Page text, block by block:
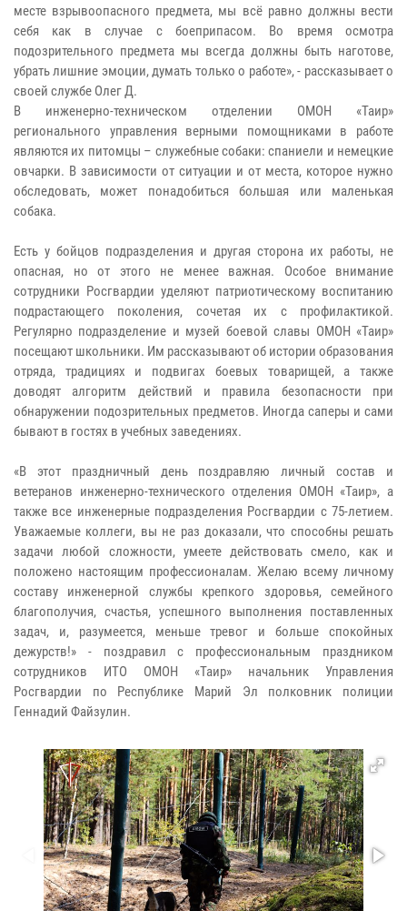
месте взрывоопасного предмета, мы всё равно должны вести
себя как в случае с боеприпасом. Во время осмотра
подозрительного предмета мы всегда должны быть наготове,
убрать лишние эмоции, думать только о работе», - рассказывает о
своей службе Олег Д.
В инженерно-техническом отделении ОМОН «Таир»
регионального управления верными помощниками в работе
являются их питомцы – служебные собаки: спаниели и немецкие
овчарки. В зависимости от ситуации и от места, которое нужно
обследовать, может понадобиться большая или маленькая
собака.
Есть у бойцов подразделения и другая сторона их работы, не
опасная, но от этого не менее важная. Особое внимание
сотрудники Росгвардии уделяют патриотическому воспитанию
подрастающего поколения, сочетая их с профилактикой.
Регулярно подразделение и музей боевой славы ОМОН «Таир»
посещают школьники. Им рассказывают об истории образования
отряда, традициях и подвигах боевых товарищей, а также
доводят алгоритм действий и правила безопасности при
обнаружении подозрительных предметов. Иногда саперы и сами
бывают в гостях в учебных заведениях.
«В этот праздничный день поздравляю личный состав и
ветеранов инженерно-технического отделения ОМОН «Таир», а
также все инженерные подразделения Росгвардии с 75-летием.
Уважаемые коллеги, вы не раз доказали, что способны решать
задачи любой сложности, умеете действовать смело, как и
положено настоящим профессионалам. Желаю всему личному
составу инженерной службы крепкого здоровья, семейного
благополучия, счастья, успешного выполнения поставленных
задач, и, разумеется, меньше тревог и больше спокойных
дежурств!» - поздравил с профессиональным праздником
сотрудников ИТО ОМОН «Таир» начальник Управления
Росгвардии по Республике Марий Эл полковник полиции
Геннадий Файзулин.